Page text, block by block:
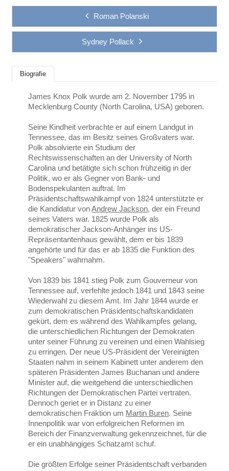
Roman Polanski
Sydney Pollack
Biografie
James Knox Polk wurde am 2. November 1795 in
Mecklenburg County (North Carolina, USA) geboren.
Seine Kindheit verbrachte er auf einem Landgut in
Tennessee, das im Besitz seines Großvaters war.
Polk absolvierte ein Studium der
Rechtswissenschaften an der University of North
Carolina und betätigte sich schon frühzeitig in der
Politik, wo er als Gegner von Bank- und
Bodenspekulanten auftrat. Im
Präsidentschaftswahlkampf von 1824 unterstützte er
die Kandidatur vonAndrew Jackson, der ein Freund
seines Vaters war. 1825 wurde Polk als
demokratischer Jackson-Anhänger ins US-
Repräsentantenhaus gewählt, dem er bis 1839
angehörte und für das er ab 1835 die Funktion des
"Speakers" wahrnahm.
Von 1839 bis 1841 stieg Polk zum Gouverneur von
Tennessee auf, verfehlte jedoch 1841 und 1843 seine
Wiederwahl zu diesem Amt. Im Jahr 1844 wurde er
zum demokratischen Präsidentschaftskandidaten
gekürt, dem es während des Wahlkampfes gelang,
die unterschiedlichen Richtungen der Demokraten
unter seiner Führung zu vereinen und einen Wahlsieg
zu erringen. Der neue US-Präsident der Vereinigten
Staaten nahm in seinem Kabinett unter anderem den
späteren Präsidenten James Buchanan und andere
Minister auf, die weitgehend die unterschiedlichen
Richtungen der Demokratischen Partei vertraten.
Dennoch geriet er in Distanz zu einer
demokratischen Fraktion um Martin Buren. Seine
Innenpolitik war von erfolgreichen Reformen im
Bereich der Finanzverwaltung gekennzeichnet, für die
er ein unabhängiges Schatzamt schuf.
Die größten Erfolge seiner Präsidentschaft verbanden